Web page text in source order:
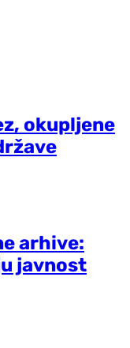
okupljene
arhive:
javnost